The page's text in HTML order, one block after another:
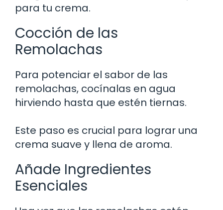
para tu crema.
Cocción de las
Remolachas
Para potenciar el sabor de las
remolachas, cocínalas en agua
hirviendo hasta que estén tiernas.
Este paso es crucial para lograr una
crema suave y llena de aroma.
Añade Ingredientes
Esenciales